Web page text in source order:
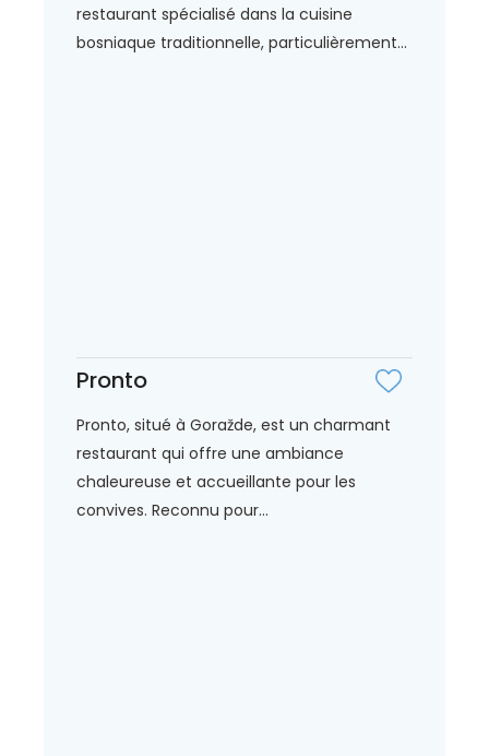
restaurant spécialisé dans la cuisine
bosniaque traditionnelle, particulièrement...
Pronto
Pronto, situé à Goražde, est un charmant
restaurant qui offre une ambiance
chaleureuse et accueillante pour les
convives. Reconnu pour...